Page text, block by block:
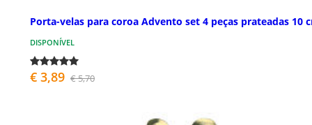
Porta-velas para coroa Advento set 4 peças prateadas 10
DISPONÍVEL
€ 3,89 € 5,70